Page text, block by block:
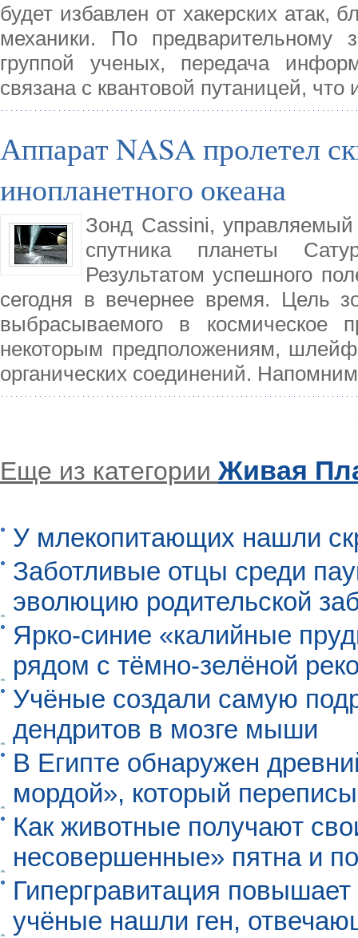
будет избавлен от хакерских атак,
механики. По предварительному
группой ученых, передача
связана с квантовой путаницей,
Аппарат NASA пролетел
инопланетного океана
Зонд Cassini,
спутника планеты
Результатом успешного
сегодня в вечернее время. Цель
выбрасываемого в космическое
некоторым предположениям,
органических соединений.
Еще из категории Живая
У млекопитающих нашли
Заботливые отцы среди
эволюцию родительской
Ярко-синие «калийные
рядом с тёмно-зелёной
Учёные создали самую
дендритов в мозге мыши
В Египте обнаружен
мордой», который
Как животные получают
несовершенные» пятна и
Гипергравитация
учёные нашли ген,